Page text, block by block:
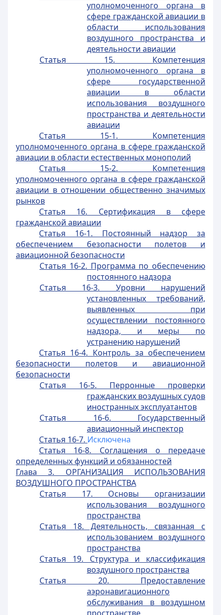
уполномоченного органа в
сфере гражданской авиации в
области использования
воздушного пространства и
деятельности авиации
Статья 15. Компетенция
уполномоченного органа в
сфере государственной
авиации в области
использования воздушного
пространства и деятельности
авиации
Статья 15-1. Компетенция
уполномоченного органа в сфере гражданской
авиации в области естественных монополий
Статья 15-2. Компетенция
уполномоченного органа в сфере гражданской
авиации в отношении общественно значимых
рынков
Статья 16. Сертификация в сфере
гражданской авиации
Статья 16-1. Постоянный надзор за
обеспечением безопасности полетов и
авиационной безопасности
Статья 16-2. Программа по обеспечению
постоянного надзора
Статья 16-3. Уровни нарушений
установленных требований,
выявленных при
осуществлении постоянного
надзора, и меры по
устранению нарушений
Статья 16-4. Контроль за обеспечением
безопасности полетов и авиационной
безопасности
Статья 16-5. Перронные проверки
гражданских воздушных судов
иностранных эксплуатантов
Статья 16-6. Государственный
авиационный инспектор
Статья 16-7. Исключена
Статья 16-8. Соглашения о передаче
определенных функций и обязанностей
Глава 3. ОРГАНИЗАЦИЯ ИСПОЛЬЗОВАНИЯ
ВОЗДУШНОГО ПРОСТРАНСТВА
Статья 17. Основы организации
использования воздушного
пространства
Статья 18. Деятельность, связанная с
использованием воздушного
пространства
Статья 19. Структура и классификация
воздушного пространства
Статья 20. Предоставление
аэронавигационного
обслуживания в воздушном